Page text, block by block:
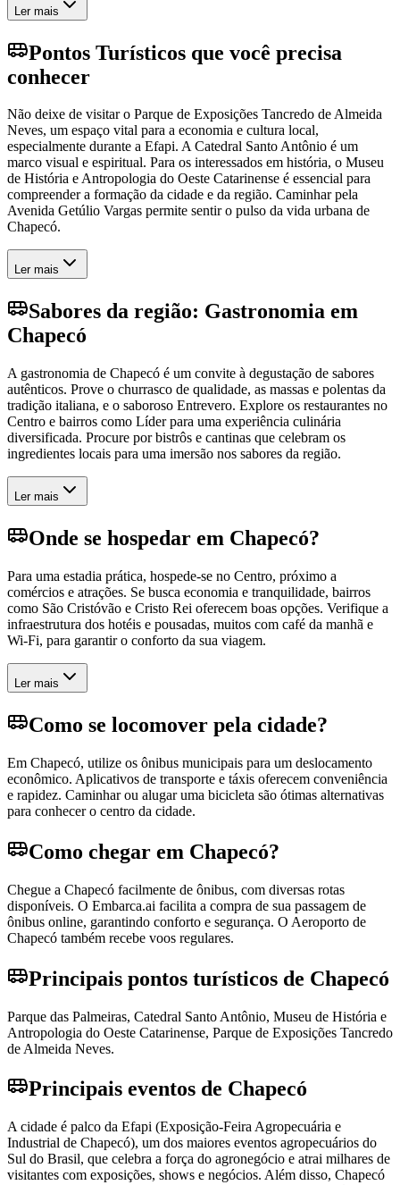
Ler mais
Pontos Turísticos que você precisa
conhecer
Não deixe de visitar o Parque de Exposições Tancredo de Almeida
Neves, um espaço vital para a economia e cultura local,
especialmente durante a Efapi. A Catedral Santo Antônio é um
marco visual e espiritual. Para os interessados em história, o Museu
de História e Antropologia do Oeste Catarinense é essencial para
compreender a formação da cidade e da região. Caminhar pela
Avenida Getúlio Vargas permite sentir o pulso da vida urbana de
Chapecó.
Ler mais
Sabores da região: Gastronomia em
Chapecó
A gastronomia de Chapecó é um convite à degustação de sabores
autênticos. Prove o churrasco de qualidade, as massas e polentas da
tradição italiana, e o saboroso Entrevero. Explore os restaurantes no
Centro e bairros como Líder para uma experiência culinária
diversificada. Procure por bistrôs e cantinas que celebram os
ingredientes locais para uma imersão nos sabores da região.
Ler mais
Onde se hospedar em Chapecó?
Para uma estadia prática, hospede-se no Centro, próximo a
comércios e atrações. Se busca economia e tranquilidade, bairros
como São Cristóvão e Cristo Rei oferecem boas opções. Verifique a
infraestrutura dos hotéis e pousadas, muitos com café da manhã e
Wi-Fi, para garantir o conforto da sua viagem.
Ler mais
Como se locomover pela cidade?
Em Chapecó, utilize os ônibus municipais para um deslocamento
econômico. Aplicativos de transporte e táxis oferecem conveniência
e rapidez. Caminhar ou alugar uma bicicleta são ótimas alternativas
para conhecer o centro da cidade.
Como chegar em Chapecó?
Chegue a Chapecó facilmente de ônibus, com diversas rotas
disponíveis. O Embarca.ai facilita a compra de sua passagem de
ônibus online, garantindo conforto e segurança. O Aeroporto de
Chapecó também recebe voos regulares.
Principais pontos turísticos de Chapecó
Parque das Palmeiras, Catedral Santo Antônio, Museu de História e
Antropologia do Oeste Catarinense, Parque de Exposições Tancredo
de Almeida Neves.
Principais eventos de Chapecó
A cidade é palco da Efapi (Exposição-Feira Agropecuária e
Industrial de Chapecó), um dos maiores eventos agropecuários do
Sul do Brasil, que celebra a força do agronegócio e atrai milhares de
visitantes com exposições, shows e negócios. Além disso, Chapecó